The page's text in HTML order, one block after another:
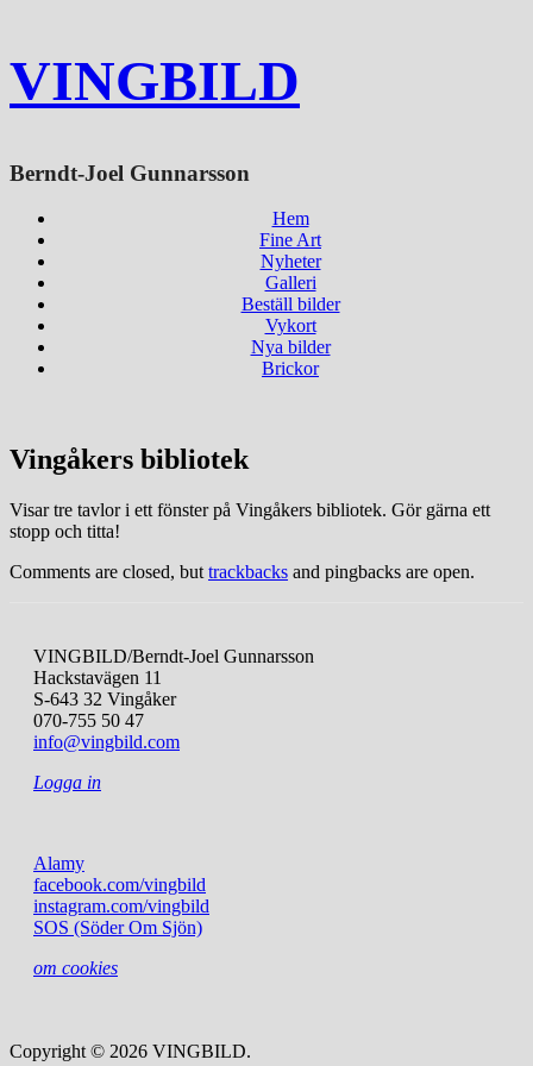
VINGBILD
Berndt-Joel Gunnarsson
Hem
Fine Art
Nyheter
Galleri
Beställ bilder
Vykort
Nya bilder
Brickor
Vingåkers bibliotek
Visar tre tavlor i ett fönster på Vingåkers bibliotek. Gör gärna ett
stopp och titta!
Comments are closed, but trackbacks and pingbacks are open.
VINGBILD/Berndt-Joel Gunnarsson
Hackstavägen 11
S-643 32 Vingåker
070-755 50 47
info@vingbild.com
Logga in
Alamy
facebook.com/vingbild
instagram.com/vingbild
SOS (Söder Om Sjön)
om cookies
Copyright © 2026 VINGBILD.